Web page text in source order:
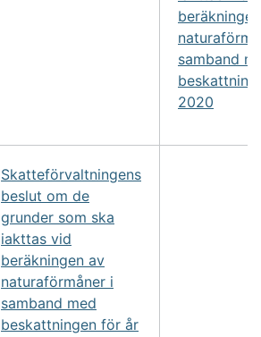
samband
2020
Skatteförvaltningens
beslut om de
grunder som ska
iakttas vid
beräkningen av
naturaförmåner i
samband med
beskattningen för år